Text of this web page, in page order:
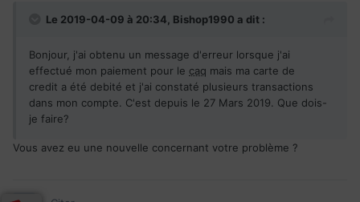
Le 2019-04-09 à 20:34, Bishop1990 a dit :
Bonjour, j'ai obtenu un message d'erreur lorsque j'ai
effectué mon paiement pour le caq mais ma carte de
credit a été debité et j'ai constaté plusieurs transactions
dans mon compte. C'est depuis le 27 Mars 2019. Que dois-
je faire?
Vous avez eu une nouvelle concernant votre problème ?